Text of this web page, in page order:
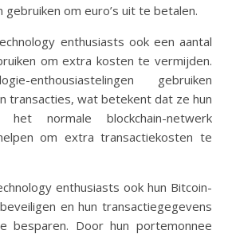
gebruiken om euro’s uit te betalen.
enthusiasts ook een aantal
om extra kosten te vermijden.
enthousiastelingen gebruiken
transacties, wat betekent dat ze hun
het normale blockchain-netwerk
om extra transactiekosten te
enthusiasts ook hun Bitcoin-
en hun transactiegegevens
besparen. Door hun portemonnee